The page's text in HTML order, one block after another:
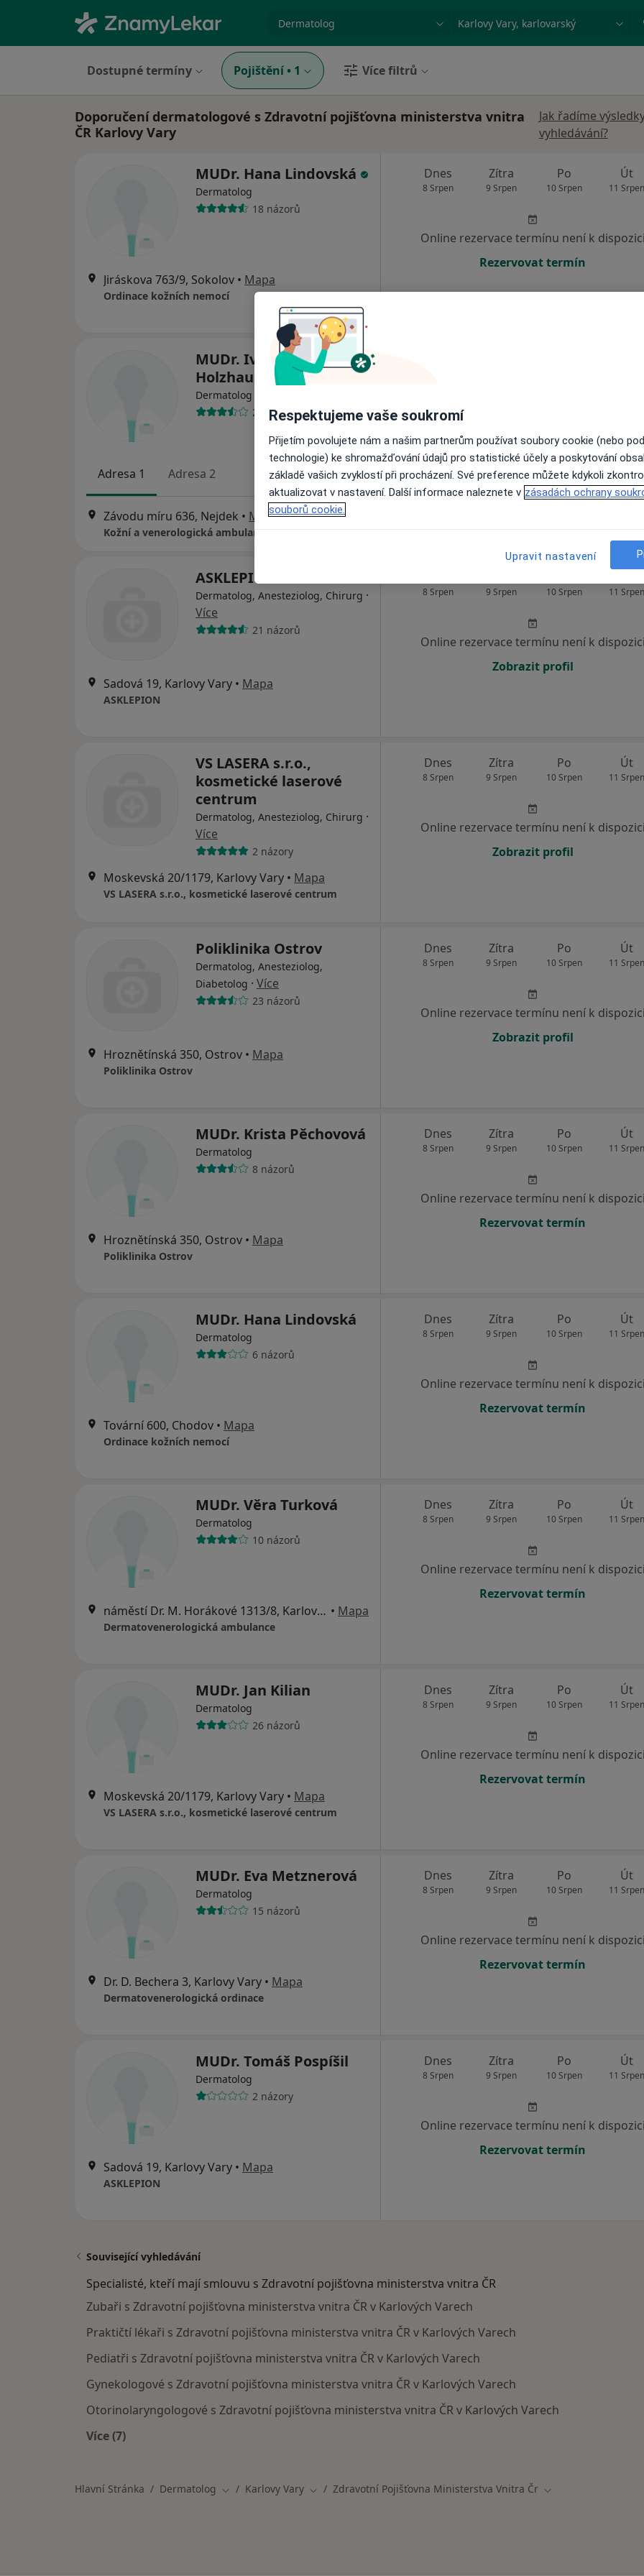
Dostupné termíny Pojištění • 1 Více filtrů
Doporučení dermatologové s Zdravotní pojišťovna ministerstva vnitra
ČR Karlovy Vary
Jak řadíme
vyhledávání?
MUDr. Hana Lindovská
Dermatolog
18 názorů
Jiráskova 763/9, Sokolov • Mapa
Ordinace kožních nemocí
Dnes
8 Srpen
Zítra
9 Srpen
Po
10 Srpen
Út
11 Srpen
Online rezervace termínu není k dispozici
Rezervovat termín
MUDr. Ivana
Holzhauserová
Dermatolog
24 názorů
Adresa 1 Adresa 2
Závodu míru 636, Nejdek • Mapa
Kožní a venerologická ambulance
Online rezervace termínu není k dispozici
Rezervovat termín
ASKLEPION
Dermatolog, Anesteziolog, Chirurg ·
Více
21 názorů
Sadová 19, Karlovy Vary • Mapa
ASKLEPION
8 Srpen 9 Srpen 10 Srpen 11 Srpen
Online rezervace termínu není k dispozici
Zobrazit profil
VS LASERA s.r.o.,
kosmetické laserové
centrum
Dermatolog, Anesteziolog, Chirurg ·
Více
2 názory
Moskevská 20/1179, Karlovy Vary • Mapa
VS LASERA s.r.o., kosmetické laserové centrum
Dnes
8 Srpen
Zítra
9 Srpen
Po
10 Srpen
Út
11 Srpen
Online rezervace termínu není k dispozici
Zobrazit profil
Poliklinika Ostrov
Dermatolog, Anesteziolog,
Diabetolog · Více
23 názorů
Hroznětínská 350, Ostrov • Mapa
Poliklinika Ostrov
Dnes
8 Srpen
Zítra
9 Srpen
Po
10 Srpen
Út
11 Srpen
Online rezervace termínu není k dispozici
Zobrazit profil
MUDr. Krista Pěchovová
Dermatolog
8 názorů
Hroznětínská 350, Ostrov • Mapa
Poliklinika Ostrov
Dnes
8 Srpen
Zítra
9 Srpen
Po
10 Srpen
Út
11 Srpen
Online rezervace termínu není k dispozici
Rezervovat termín
MUDr. Hana Lindovská
Dermatolog
6 názorů
Tovární 600, Chodov • Mapa
Ordinace kožních nemocí
Dnes
8 Srpen
Zítra
9 Srpen
Po
10 Srpen
Út
11 Srpen
Online rezervace termínu není k dispozici
Rezervovat termín
MUDr. Věra Turková
Dermatolog
10 názorů
náměstí Dr. M. Horákové 1313/8, Karlovy Vary • Mapa
Dermatovenerologická ambulance
Dnes
8 Srpen
Zítra
9 Srpen
Po
10 Srpen
Út
11 Srpen
Online rezervace termínu není k dispozici
Rezervovat termín
MUDr. Jan Kilian
Dermatolog
26 názorů
Moskevská 20/1179, Karlovy Vary • Mapa
VS LASERA s.r.o., kosmetické laserové centrum
Dnes
8 Srpen
Zítra
9 Srpen
Po
10 Srpen
Út
11 Srpen
Online rezervace termínu není k dispozici
Rezervovat termín
MUDr. Eva Metznerová
Dermatolog
15 názorů
Dr. D. Bechera 3, Karlovy Vary • Mapa
Dermatovenerologická ordinace
Dnes
8 Srpen
Zítra
9 Srpen
Po
10 Srpen
Út
11 Srpen
Online rezervace termínu není k dispozici
Rezervovat termín
MUDr. Tomáš Pospíšil
Dermatolog
2 názory
Sadová 19, Karlovy Vary • Mapa
ASKLEPION
Dnes
8 Srpen
Zítra
9 Srpen
Po
10 Srpen
Út
11 Srpen
Online rezervace termínu není k dispozici
Rezervovat termín
Související vyhledávání
Specialisté, kteří mají smlouvu s Zdravotní pojišťovna ministerstva vnitra ČR
Zubaři s Zdravotní pojišťovna ministerstva vnitra ČR v Karlových Varech
Praktičtí lékaři s Zdravotní pojišťovna ministerstva vnitra ČR v Karlových Varech
Pediatři s Zdravotní pojišťovna ministerstva vnitra ČR v Karlových Varech
Gynekologové s Zdravotní pojišťovna ministerstva vnitra ČR v Karlových Varech
Otorinolaryngologové s Zdravotní pojišťovna ministerstva vnitra ČR v Karlových Varech
Více (7)
Hlavní Stránka Dermatolog Změna města
Karlovy Vary Změna města
Zdravotní Pojišťovna Ministerstva Vnitra Čr Změna města
Respektujeme vaše soukromí
Přijetím povolujete nám a našim partnerům používat soubory cookie (nebo
technologie) ke shromažďování údajů pro statistické účely a poskytování
základě vašich zvyklostí při procházení. Své preference můžete kdykoli
aktualizovat v nastavení. Další informace naleznete v zásadách ochrany
souborů cookie.
Upravit nastavení